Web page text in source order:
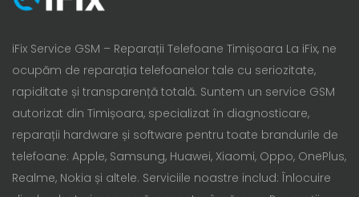
iFix Service GSM – Reparații Telefoane Timișoara La iFix, ne
ocupăm de reparația telefoanelor tale cu seriozitate,
rapiditate și transparență totală. Suntem un service GSM
autorizat din Timișoara, specializat în diagnosticare,
reparații hardware și software pentru toate brandurile de
telefoane: Apple, Samsung, Huawei, Xiaomi, Oppo, OnePlus,
Realme, Nokia și altele. Serviciile noastre includ: Înlocuire